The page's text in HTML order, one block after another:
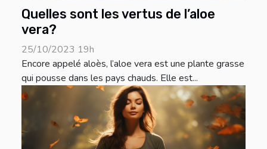
Quelles sont les vertus de l’aloe
vera?
25/10/2023 19h
Encore appelé aloès, l’aloe vera est une plante grasse
qui pousse dans les pays chauds. Elle est...